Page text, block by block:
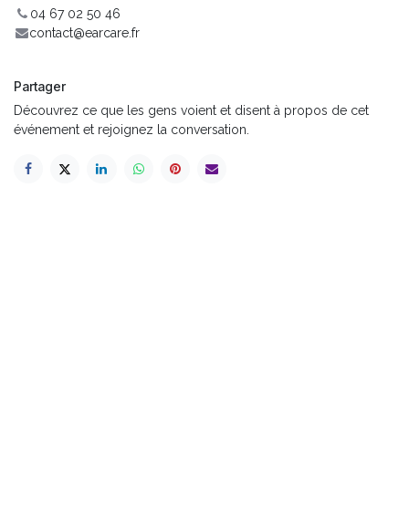
04 67 02 50 46
contact@earcare.fr
Partager
Découvrez ce que les gens voient et disent à propos de cet
événement et rejoignez la conversation.